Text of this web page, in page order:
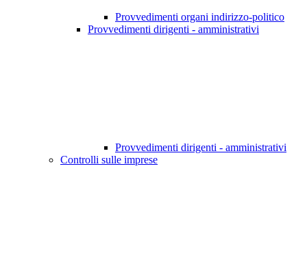
Provvedimenti organi indirizzo-politico
Provvedimenti dirigenti - amministrativi
Provvedimenti dirigenti - amministrativi
Controlli sulle imprese